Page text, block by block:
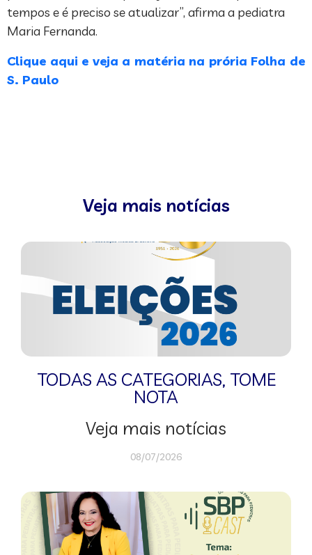
tempos e é preciso se atualizar”, afirma a pediatra
Maria Fernanda.
Clique aqui e veja a matéria na prória Folha de
S. Paulo
Veja mais notícias
TODAS AS CATEGORIAS, TOME
NOTA
Veja mais notícias
08/07/2026